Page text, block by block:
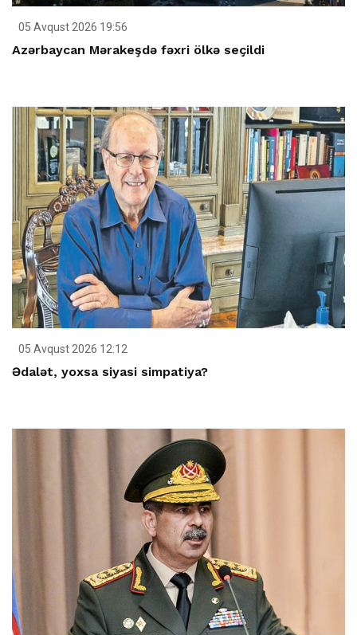
05 Avqust 2026 19:56
Azərbaycan Mərakeşdə fəxri ölkə seçildi
05 Avqust 2026 12:12
Ədalət, yoxsa siyasi simpatiya?